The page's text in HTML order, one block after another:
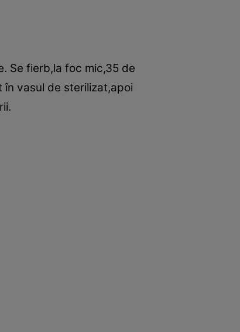
Se fierb,la foc mic,35 de
în vasul de sterilizat,apoi